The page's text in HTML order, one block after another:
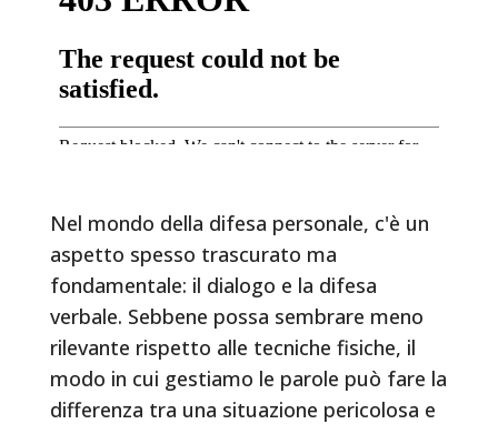
Nel mondo della difesa personale, c'è un
aspetto spesso trascurato ma
fondamentale: il dialogo e la difesa
verbale. Sebbene possa sembrare meno
rilevante rispetto alle tecniche fisiche, il
modo in cui gestiamo le parole può fare la
differenza tra una situazione pericolosa e